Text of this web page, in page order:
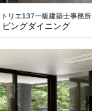
トリエ137一級建築士事務所
ビングダイニング